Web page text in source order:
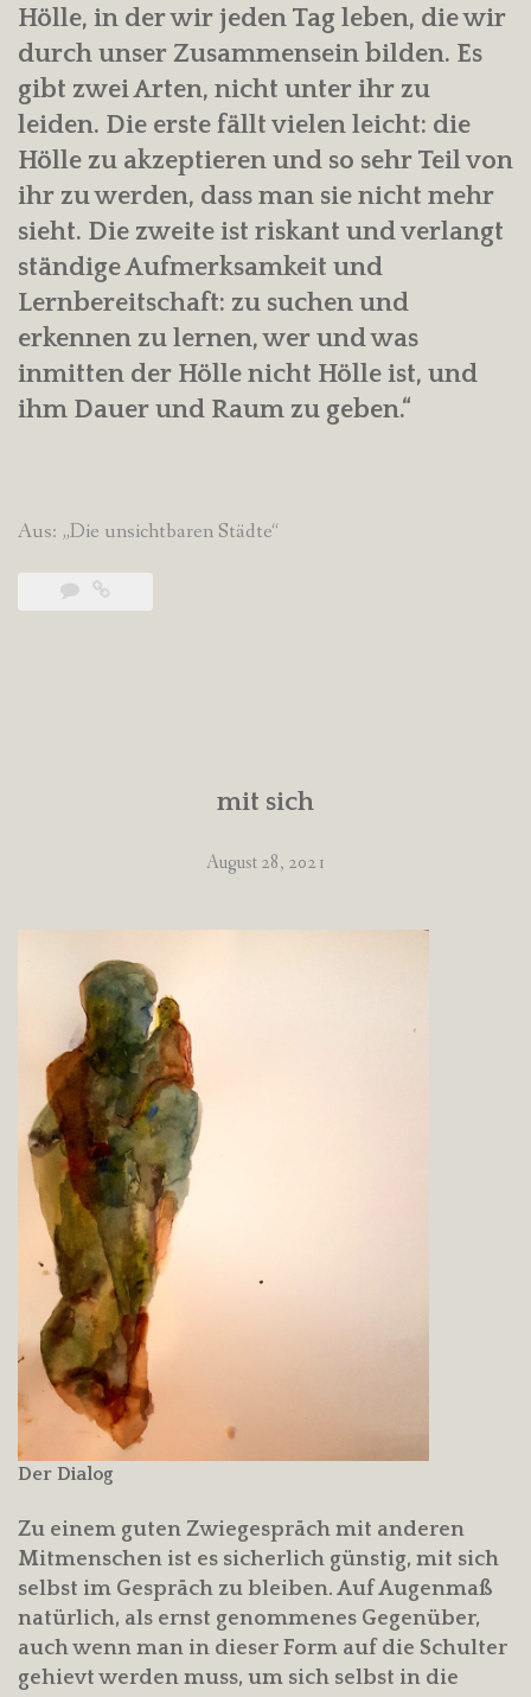
Hölle, in der wir jeden Tag leben, die wir
durch unser Zusammensein bilden. Es
gibt zwei Arten, nicht unter ihr zu
leiden. Die erste fällt vielen leicht: die
Hölle zu akzeptieren und so sehr Teil von
ihr zu werden, dass man sie nicht mehr
sieht. Die zweite ist riskant und verlangt
ständige Aufmerksamkeit und
Lernbereitschaft: zu suchen und
erkennen zu lernen, wer und was
inmitten der Hölle nicht Hölle ist, und
ihm Dauer und Raum zu geben.“
Aus: „Die unsichtbaren Städte“
mit sich
August 28, 2021
Der Dialog
Zu einem guten Zwiegespräch mit anderen
Mitmenschen ist es sicherlich günstig, mit sich
selbst im Gespräch zu bleiben. Auf Augenmaß
natürlich, als ernst genommenes Gegenüber,
auch wenn man in dieser Form auf die Schulter
gehievt werden muss, um sich selbst in die